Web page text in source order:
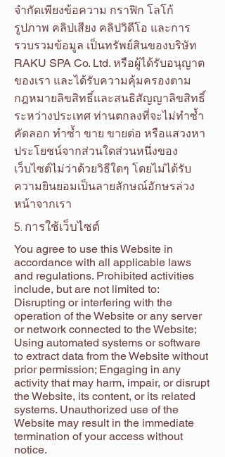
จำกัดเพียงข้อความ กราฟิก โลโก้
รูปภาพ คลิปเสียง คลิปวิดีโอ และการ
รวบรวมข้อมูล เป็นทรัพย์สินของบริษัท
RAKU SPA Co. Ltd. หรือผู้ได้รับอนุญาต
ของเรา และได้รับความคุ้มครองตาม
กฎหมายลิขสิทธิ์และสนธิสัญญาลิขสิทธิ์
ระหว่างประเทศ ท่านตกลงที่จะไม่ทำซ้ำ
คัดลอก ทำซ้ำ ขาย ขายต่อ หรือแสวงหา
ประโยชน์จากส่วนใดส่วนหนึ่งของ
เว็บไซต์ไม่ว่าด้วยวิธีใดๆ โดยไม่ได้รับ
ความยินยอมเป็นลายลักษณ์อักษรล่วง
หน้าจากเรา
5. การใช้เว็บไซต์
You agree to use this Website in
accordance with all applicable laws
and regulations. Prohibited activities
include, but are not limited to:
Disrupting or interfering with the
operation of the Website or any server
or network connected to the Website;
Using automated systems or software
to extract data from the Website without
prior permission; Engaging in any
activity that may harm, impair, or disrupt
the Website, its content, or its related
systems. Unauthorized use of the
Website may result in the immediate
termination of your access without
notice.